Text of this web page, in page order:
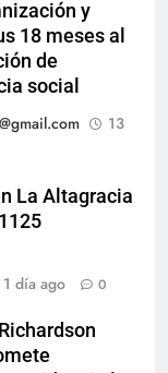
y
18 meses al
de
social
13
La Altagracia
1 día ago 0